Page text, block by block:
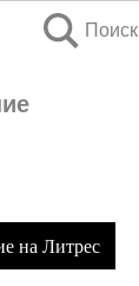
Поиск
на Литрес